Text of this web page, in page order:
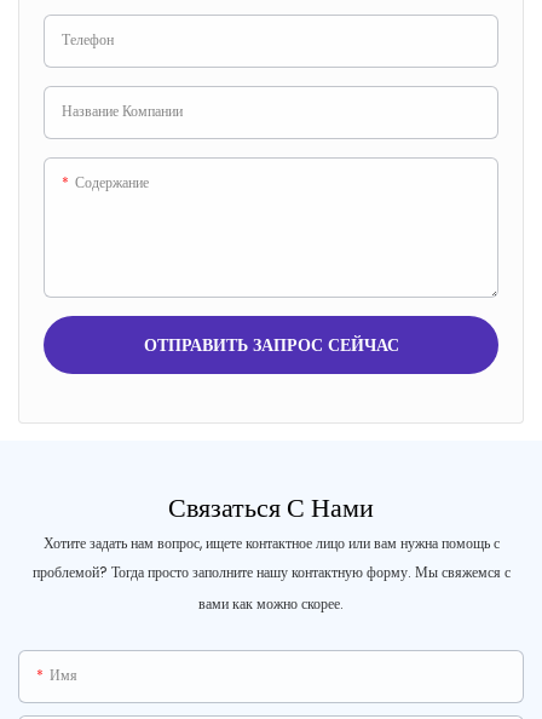
Телефон
Название Компании
Содержание
ОТПРАВИТЬ ЗАПРОС СЕЙЧАС
Связаться С Нами
Хотите задать нам вопрос, ищете контактное лицо или вам нужна помощь с
проблемой? Тогда просто заполните нашу контактную форму. Мы свяжемся с
вами как можно скорее.
Имя